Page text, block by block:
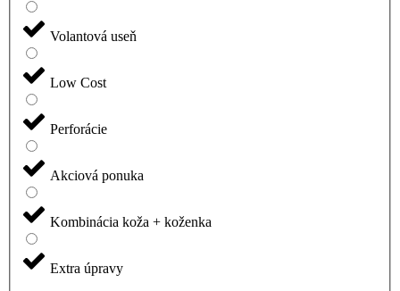
Volantová useň
Low Cost
Perforácie
Akciová ponuka
Kombinácia koža + koženka
Extra úpravy